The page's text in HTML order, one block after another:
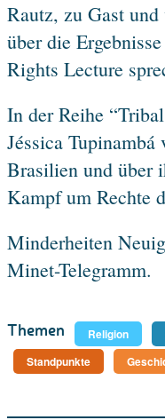
Rautz, zu Gast
über die
Rights Lecture
In der Reihe
Jéssica
Brasilien und über
Kampf um Rechte
Minderheiten
Minet-Telegramm.
Themen Religion
Standpunkte